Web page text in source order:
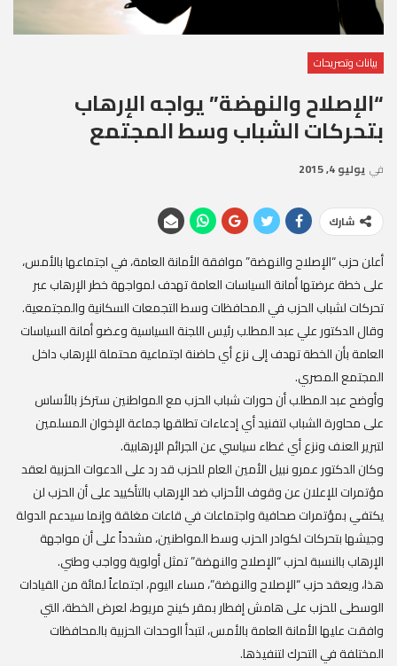
بيانات وتصريحات
“الإصلاح والنهضة” يواجه الإرهاب
بتحركات الشباب وسط المجتمع
في يوليو 4, 2015
شارك
أعلن حزب “الإصلاح والنهضة” موافقة الأمانة العامة، في اجتماعها بالأمس،
على خطة عرضتها أمانة السياسات العامة تهدف لمواجهة خطر الإرهاب عبر
تحركات لشباب الحزب في المحافظات وسط التجمعات السكانية والمجتمعية.
وقال الدكتور علي عبد المطلب رئيس اللجنة السياسية وعضو أمانة السياسات
العامة بأن الخطة تهدف إلى نزع أي حاضنة اجتماعية محتملة للإرهاب داخل
المجتمع المصري.
وأوضح عبد المطلب أن حورات شباب الحزب مع المواطنين ستركز بالأساس
على محاورة الشباب لتفنيد أي إدعاءات تطلقها جماعة الإخوان المسلمين
لتبرير العنف ونزع أي غطاء سياسي عن الجرائم الإرهابية.
وكان الدكتور عمرو نبيل الأمين العام للحزب قد رد على الدعوات الحزبية لعقد
مؤتمرات للإعلان عن وقوف الأحزاب ضد الإرهاب بالتأكييد على أن الحزب لن
يكتفي بمؤتمرات صحافية واجتماعات في قاعات مغلقة وإنما سيدعم الدولة
وجيشها بتحركات لكوادر الحزب وسط المواطنين، مشدداً على أن مواجهة
الإرهاب بالنسبة لحزب “الإصلاح والنهضة” تمثل أولوية وواجب وطني.
هذا، ويعقد حزب “الإصلاح والنهضة”، مساء اليوم، اجتماعاً لمائة من القيادات
الوسطى للحزب على هامش إفطار بمقر كينج مريوط، لعرض الخطة، التي
وافقت عليها الأمانة العامة بالأمس، لتبدأ الوحدات الحزبية بالمحافظات
المختلفة في التحرك لتنفيذها.